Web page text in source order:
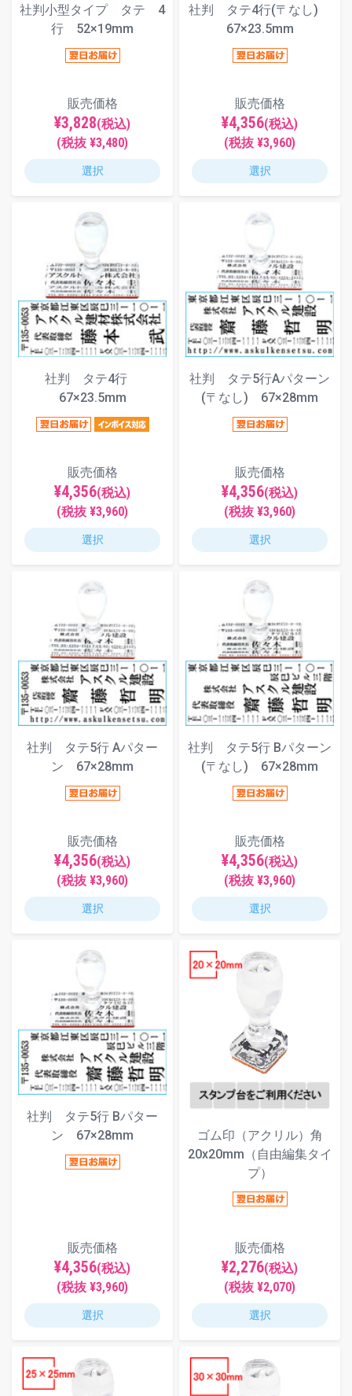
社判小型タイプ タテ 4
行 52×19mm
販売価格
¥3,828(税込)
(税抜 ¥3,480)
選択
社判 タテ4行(〒なし)
67×23.5mm
販売価格
¥4,356(税込)
(税抜 ¥3,960)
選択
社判 タテ4行
67×23.5mm
販売価格
¥4,356(税込)
(税抜 ¥3,960)
選択
社判 タテ5行Aパターン
(〒なし) 67×28mm
販売価格
¥4,356(税込)
(税抜 ¥3,960)
選択
社判 タテ5行 Aパター
ン 67×28mm
販売価格
¥4,356(税込)
(税抜 ¥3,960)
選択
社判 タテ5行 Bパターン
(〒なし) 67×28mm
販売価格
¥4,356(税込)
(税抜 ¥3,960)
選択
社判 タテ5行 Bパター
ン 67×28mm
販売価格
¥4,356(税込)
(税抜 ¥3,960)
選択
ゴム印（アクリル）角
20x20mm（自由編集タイ
プ）
販売価格
¥2,276(税込)
(税抜 ¥2,070)
選択